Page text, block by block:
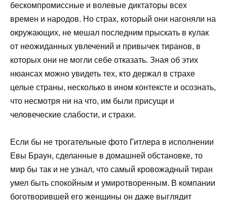
бескомпромиссные и волевые диктаторы всех
времен и народов. Но страх, который они нагоняли на
окружающих, не мешал последним прыскать в кулак
от неожиданных увлечений и привычек тиранов, в
которых они не могли себе отказать. Зная об этих
нюансах можно увидеть тех, кто держал в страхе
целые страны, несколько в ином контексте и осознать,
что несмотря ни на что, им были присущи и
человеческие слабости, и страхи.
Если бы не трогательные фото Гитлера в исполнении
Евы Браун, сделанные в домашней обстановке, то
мир бы так и не узнал, что самый кровожадный тиран
умел быть спокойным и умиротворенным. В компании
боготворившей его женщины он даже выглядит